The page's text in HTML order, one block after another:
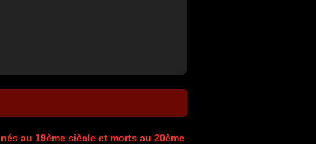
nés au 19ème siècle et morts au 20ème